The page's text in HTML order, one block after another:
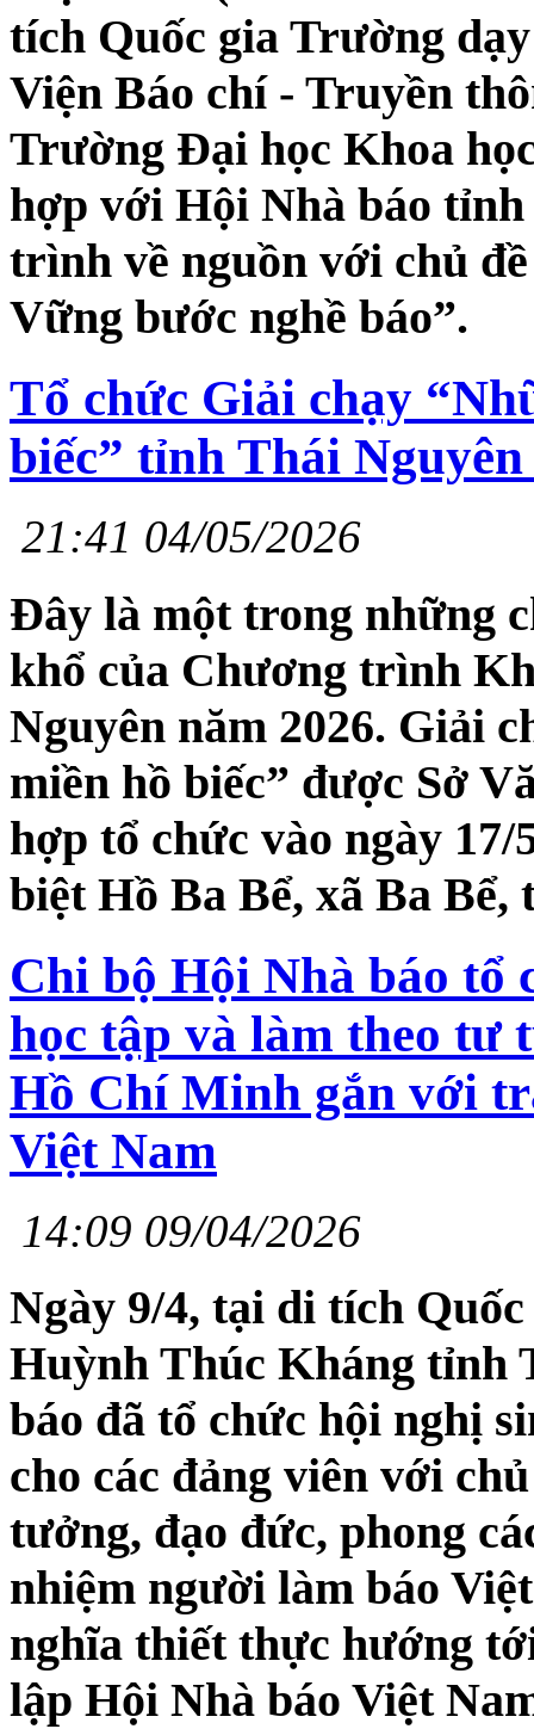
tích Quốc gia Trường
Viện Báo chí - Truyền
Trường Đại học Khoa
hợp với Hội Nhà báo
trình về nguồn với chủ
Vững bước nghề báo”.
Tổ chức Giải chạy
biếc” tỉnh Thái Nguyên
21:41 04/05/2026
Đây là một trong những
khổ của Chương trình
Nguyên năm 2026. Giải
miền hồ biếc” được Sở
hợp tổ chức vào ngày
biệt Hồ Ba Bể, xã Ba
Chi bộ Hội Nhà báo tổ
học tập và làm theo tư
Hồ Chí Minh gắn với
Việt Nam
14:09 09/04/2026
Ngày 9/4, tại di tích
Huỳnh Thúc Kháng tỉnh
báo đã tổ chức hội nghị
cho các đảng viên với
tưởng, đạo đức, phong
nhiệm người làm báo
nghĩa thiết thực hướng
lập Hội Nhà báo Việt